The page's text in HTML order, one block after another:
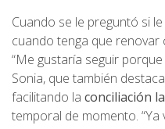
Cuando se le preguntó si
cuando tenga que
“Me gustaría seguir
Sonia, que también
facilitando la conciliación
temporal de momento.